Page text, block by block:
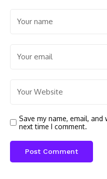
Save my name, email,
next time I comment.